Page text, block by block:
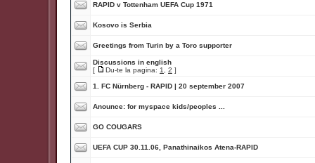
RAPID v Tottenham UEFA Cup 1971
Kosovo is Serbia
Greetings from Turin by a Toro supporter
Discussions in english
[
Du-te la pagina: 1 2 ]
1. FC Nürnberg - RAPID | 20 september 2007
Anounce: for myspace kids/peoples ...
GO COUGARS
UEFA CUP 30.11.06, Panathinaikos Atena-RAPID